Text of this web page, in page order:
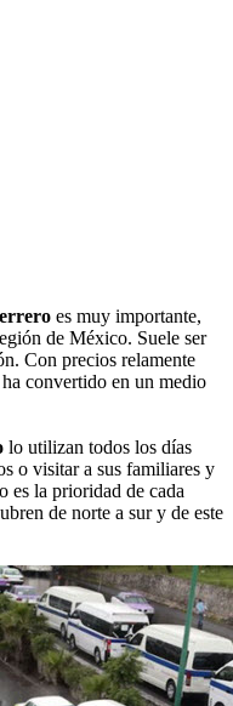
es muy importante,
de México. Suele ser
Con precios relamente
convertido en un medio
lo utilizan todos los días
o visitar a sus familiares y
es la prioridad de cada
de norte a sur y de este